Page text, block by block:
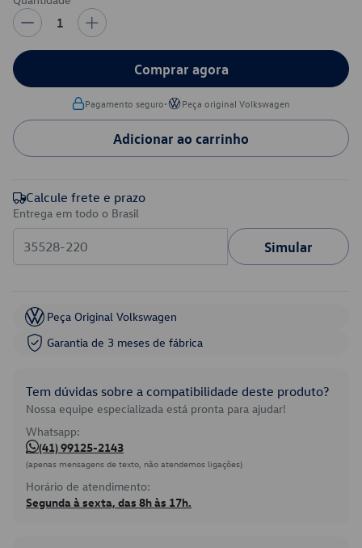
1
Comprar agora
Pagamento seguro• Peça original Volkswagen
Adicionar ao carrinho
Calcule frete e prazo
Entrega em todo o Brasil
Simular
Peça Original Volkswagen
Garantia de 3 meses de fábrica
Tem dúvidas sobre a compatibilidade deste produto?
Nossa equipe especializada está pronta para ajudar!
Whatsapp:
(41) 99125-2143
(apenas mensagens de texto, não atendemos ligações)
Horário de atendimento:
Segunda à sexta, das 8h às 17h.